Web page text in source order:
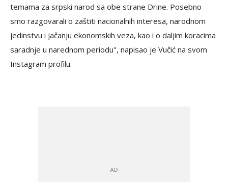
temama za srpski narod sa obe strane Drine. Posebno
smo razgovarali o zaštiti nacionalnih interesa, narodnom
jedinstvu i jačanju ekonomskih veza, kao i o daljim koracima
saradnje u narednom periodu", napisao je Vučić na svom
Instagram profilu.